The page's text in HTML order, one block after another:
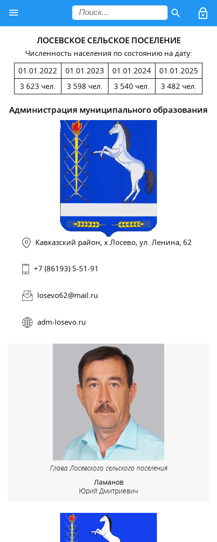
ЛОСЕВСКОЕ СЕЛЬСКОЕ ПОСЕЛЕНИЕ
Численность населения по состоянию на дату:
01.01.2022
3 623 чел.
01.01.2023
3 598 чел.
01.01.2024
3 540 чел.
01.01.2025
3 482 чел.
Администрация муниципального образования
Кавказский район, х.Лосево, ул. Ленина, 62
+7 (86193) 5-51-91
losevo62@mail.ru
adm-losevo.ru
Глава Лосевского сельского поселения
Ламанов
Юрий Дмитриевич